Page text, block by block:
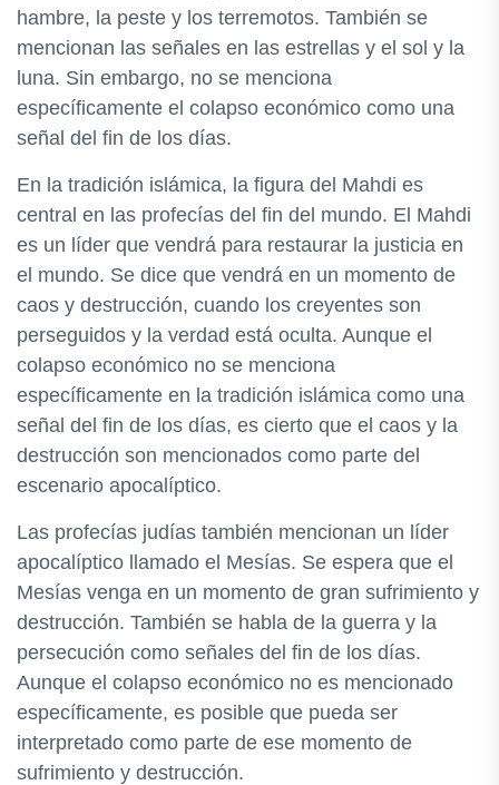
hambre, la peste y los terremotos. También se
mencionan las señales en las estrellas y el sol y la
luna. Sin embargo, no se menciona
específicamente el colapso económico como una
señal del fin de los días.
En la tradición islámica, la figura del Mahdi es
central en las profecías del fin del mundo. El Mahdi
es un líder que vendrá para restaurar la justicia en
el mundo. Se dice que vendrá en un momento de
caos y destrucción, cuando los creyentes son
perseguidos y la verdad está oculta. Aunque el
colapso económico no se menciona
específicamente en la tradición islámica como una
señal del fin de los días, es cierto que el caos y la
destrucción son mencionados como parte del
escenario apocalíptico.
Las profecías judías también mencionan un líder
apocalíptico llamado el Mesías. Se espera que el
Mesías venga en un momento de gran sufrimiento y
destrucción. También se habla de la guerra y la
persecución como señales del fin de los días.
Aunque el colapso económico no es mencionado
específicamente, es posible que pueda ser
interpretado como parte de ese momento de
sufrimiento y destrucción.